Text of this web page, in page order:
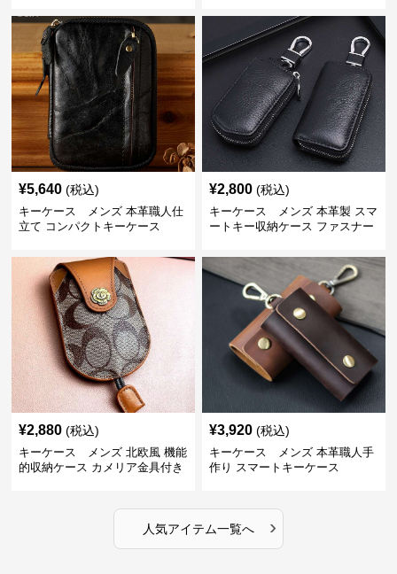
¥5,640 (税込)
キーケース メンズ 本革職人仕
立て コンパクトキーケース
¥2,800 (税込)
キーケース メンズ 本革製 スマ
ートキー収納ケース ファスナー
¥2,880 (税込)
キーケース メンズ 北欧風 機能
的収納ケース カメリア金具付き
¥3,920 (税込)
キーケース メンズ 本革職人手
作り スマートキーケース
人気アイテム一覧へ ›